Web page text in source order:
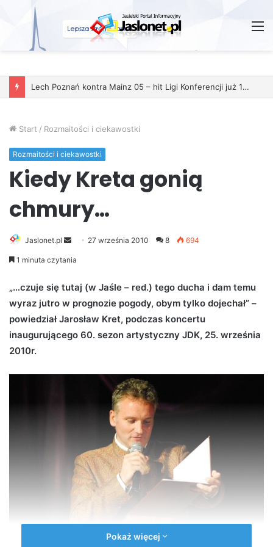
Lech Poznań kontra Mainz 05 – hit Ligi Konferencji już 11 grudnia
Start / Rozmaitości i ciekawostki
Rozmaitości i ciekawostki
Kiedy Kreta gonią
chmury…
Jaslonet.pl
e
d
a
m
i
27 września 2010 8 694
1 minuta czytania
„…czuje się tutaj (w Jaśle – red.) tego ducha i dam temu
wyraz jutro w prognozie pogody, obym tylko dojechał” –
powiedział Jarosław Kret, podczas koncertu
inaugurującego 60. sezon artystyczny JDK, 25. września
2010r.
Pokaż więcej